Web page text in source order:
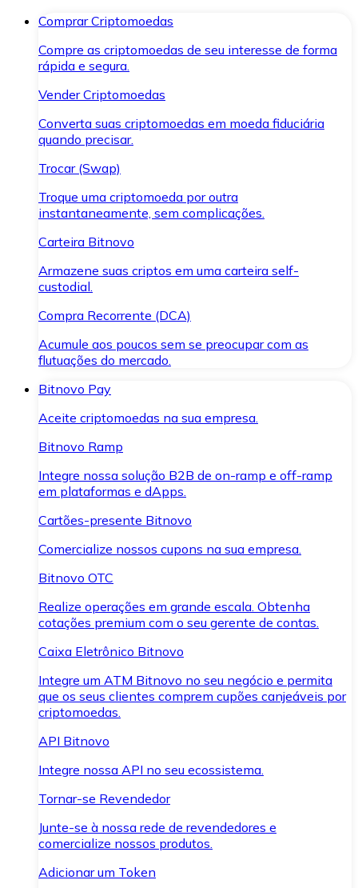
Comprar Criptomoedas
Compre as criptomoedas de seu interesse de forma
rápida e segura.
Vender Criptomoedas
Converta suas criptomoedas em moeda fiduciária
quando precisar.
Trocar (Swap)
Troque uma criptomoeda por outra
instantaneamente, sem complicações.
Carteira Bitnovo
Armazene suas criptos em uma carteira self-
custodial.
Compra Recorrente (DCA)
Acumule aos poucos sem se preocupar com as
flutuações do mercado.
Bitnovo Pay
Aceite criptomoedas na sua empresa.
Bitnovo Ramp
Integre nossa solução B2B de on-ramp e off-ramp
em plataformas e dApps.
Cartões-presente Bitnovo
Comercialize nossos cupons na sua empresa.
Bitnovo OTC
Realize operações em grande escala. Obtenha
cotações premium com o seu gerente de contas.
Caixa Eletrônico Bitnovo
Integre um ATM Bitnovo no seu negócio e permita
que os seus clientes comprem cupões canjeáveis por
criptomoedas.
API Bitnovo
Integre nossa API no seu ecossistema.
Tornar-se Revendedor
Junte-se à nossa rede de revendedores e
comercialize nossos produtos.
Adicionar um Token